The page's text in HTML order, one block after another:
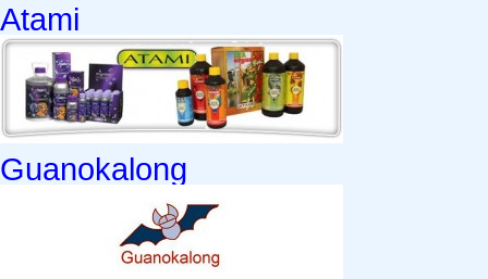
Atami
Guanokalong